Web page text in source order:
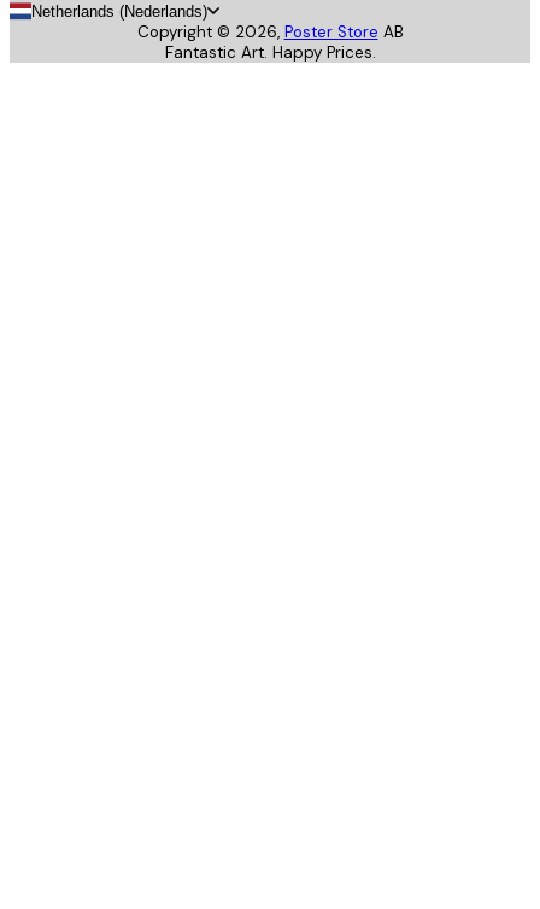
Netherlands (Nederlands)
Copyright © 2026, Poster Store AB
Fantastic Art. Happy Prices.